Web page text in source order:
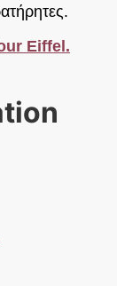
Eiffel.